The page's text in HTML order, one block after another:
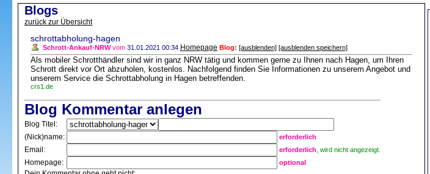
Blogs
zurück zur Übersicht
schrottabholung-hagen
Schrott-Ankauf-NRWvom 31.01.2021 00:34 Homepage Blog: [ausblenden] [ausblenden speichern]
Als mobiler Schrotthändler sind wir in ganz NRW tätig und kommen gerne zu Ihnen nach Hagen, um Ihren
Schrott direkt vor Ort abzuholen, kostenlos. Nachfolgend finden Sie Informationen zu unserem Angebot und
unserem Service die Schrottabholung in Hagen betreffenden.
crs1.de
Blog Kommentar anlegen
Blog Titel:
(Nick)name:
erforderlich
Email: erforderlich , wird nicht angezeigt.
Homepage: optional